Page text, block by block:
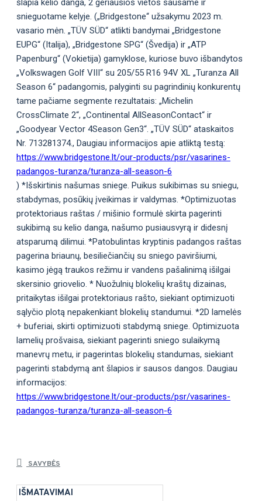
šlapia kelio danga, 2 geriausios vietos sausame ir
snieguotame kelyje. („Bridgestone“ užsakymu 2023 m.
vasario mėn. „TÜV SÜD“ atlikti bandymai „Bridgestone
EUPG“ (Italija), „Bridgestone SPG“ (Švedija) ir „ATP
Papenburg“ (Vokietija) gamyklose, kuriose buvo išbandytos
„Volkswagen Golf VIII“ su 205/55 R16 94V XL „Turanza All
Season 6“ padangomis, palyginti su pagrindinių konkurentų
tame pačiame segmente rezultatais: „Michelin
CrossClimate 2“, „Continental AllSeasonContact“ ir
„Goodyear Vector 4Season Gen3“. „TÜV SÜD“ ataskaitos
Nr. 713281374., Daugiau informacijos apie atliktą testą:
https://www.bridgestone.lt/our-products/psr/vasarines-
padangos-turanza/turanza-all-season-6
) *Išskirtinis našumas sniege. Puikus sukibimas su sniegu,
stabdymas, posūkių įveikimas ir valdymas. *Optimizuotas
protektoriaus raštas / mišinio formulė skirta pagerinti
sukibimą su kelio danga, našumo pusiausvyrą ir didesnį
atsparumą dilimui. *Patobulintas kryptinis padangos raštas
pagerina briaunų, besiliečiančių su sniego paviršiumi,
kasimo jėgą traukos režimu ir vandens pašalinimą išilgai
skersinio griovelio. * Nuožulnių blokelių kraštų dizainas,
pritaikytas išilgai protektoriaus rašto, siekiant optimizuoti
sąlyčio plotą nepakenkiant blokelių standumui. *2D lamelės
+ buferiai, skirti optimizuoti stabdymą sniege. Optimizuota
lamelių prošvaisa, siekiant pagerinti sniego sulaikymą
manevrų metu, ir pagerintas blokelių standumas, siekiant
pagerinti stabdymą ant šlapios ir sausos dangos. Daugiau
informacijos:
https://www.bridgestone.lt/our-products/psr/vasarines-
padangos-turanza/turanza-all-season-6
SAVYBĖS
IŠMATAVIMAI